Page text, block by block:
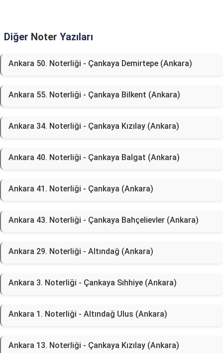
Diğer Noter Yazıları
Ankara 50. Noterliği - Çankaya Demirtepe (Ankara)
Ankara 55. Noterliği - Çankaya Bilkent (Ankara)
Ankara 34. Noterliği - Çankaya Kızılay (Ankara)
Ankara 40. Noterliği - Çankaya Balgat (Ankara)
Ankara 41. Noterliği - Çankaya (Ankara)
Ankara 43. Noterliği - Çankaya Bahçelievler (Ankara)
Ankara 29. Noterliği - Altındağ (Ankara)
Ankara 3. Noterliği - Çankaya Sıhhiye (Ankara)
Ankara 1. Noterliği - Altındağ Ulus (Ankara)
Ankara 13. Noterliği - Çankaya Kızılay (Ankara)